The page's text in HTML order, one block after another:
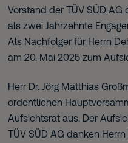
Vorstand der TÜV SÜD
als zwei Jahrzehnte
Als Nachfolger für Herrn
am 20. Mai 2025 zum
Herr Dr. Jörg Matthias
ordentlichen
Aufsichtsrat aus. Der
TÜV SÜD AG danken